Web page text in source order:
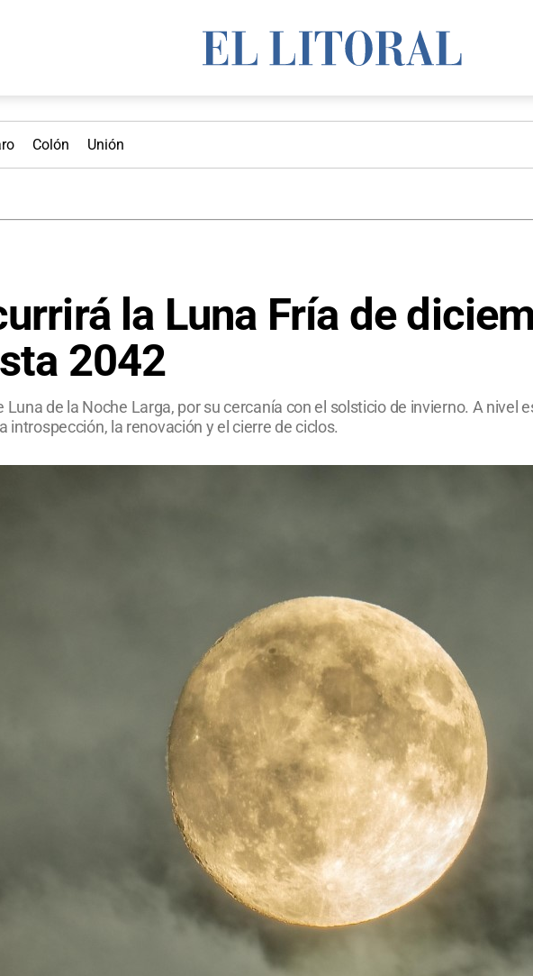
Colón Unión
la Luna Fría de
2042
de la Noche Larga, por su cercanía con el solsticio de invierno. A nivel
introspección, la renovación y el cierre de ciclos.